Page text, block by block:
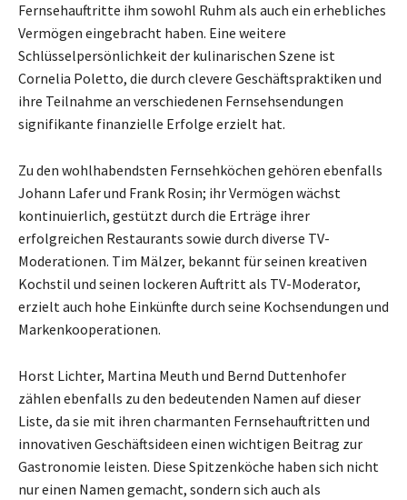
Fernsehauftritte ihm sowohl Ruhm als auch ein erhebliches
Vermögen eingebracht haben. Eine weitere
Schlüsselpersönlichkeit der kulinarischen Szene ist
Cornelia Poletto, die durch clevere Geschäftspraktiken und
ihre Teilnahme an verschiedenen Fernsehsendungen
signifikante finanzielle Erfolge erzielt hat.
Zu den wohlhabendsten Fernsehköchen gehören ebenfalls
Johann Lafer und Frank Rosin; ihr Vermögen wächst
kontinuierlich, gestützt durch die Erträge ihrer
erfolgreichen Restaurants sowie durch diverse TV-
Moderationen. Tim Mälzer, bekannt für seinen kreativen
Kochstil und seinen lockeren Auftritt als TV-Moderator,
erzielt auch hohe Einkünfte durch seine Kochsendungen und
Markenkooperationen.
Horst Lichter, Martina Meuth und Bernd Duttenhofer
zählen ebenfalls zu den bedeutenden Namen auf dieser
Liste, da sie mit ihren charmanten Fernsehauftritten und
innovativen Geschäftsideen einen wichtigen Beitrag zur
Gastronomie leisten. Diese Spitzenköche haben sich nicht
nur einen Namen gemacht, sondern sich auch als